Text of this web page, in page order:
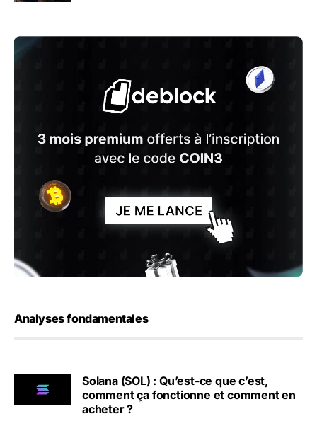
Analyses fondamentales
Solana (SOL) : Qu’est-ce que c’est,
comment ça fonctionne et comment en
acheter ?